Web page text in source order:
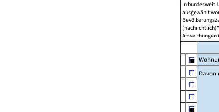
In bundesweit
ausgewählt
Abweichungen
Davon